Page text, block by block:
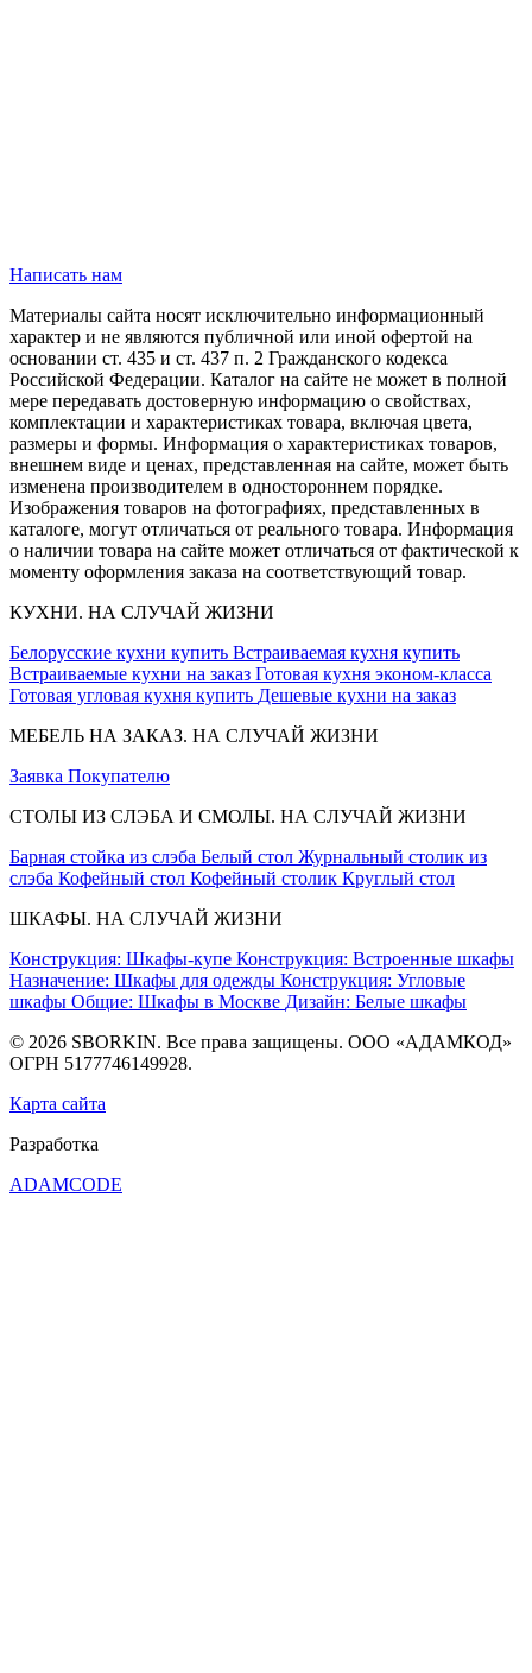
Написать нам
Материалы сайта носят исключительно информационный
характер и не являются публичной или иной офертой на
основании ст. 435 и ст. 437 п. 2 Гражданского кодекса
Российской Федерации. Каталог на сайте не может в полной
мере передавать достоверную информацию о свойствах,
комплектации и характеристиках товара, включая цвета,
размеры и формы. Информация о характеристиках товаров,
внешнем виде и ценах, представленная на сайте, может быть
изменена производителем в одностороннем порядке.
Изображения товаров на фотографиях, представленных в
каталоге, могут отличаться от реального товара. Информация
о наличии товара на сайте может отличаться от фактической к
моменту оформления заказа на соответствующий товар.
КУХНИ. НА СЛУЧАЙ ЖИЗНИ
Белорусские кухни купить Встраиваемая кухня купить
Встраиваемые кухни на заказ Готовая кухня эконом-класса
Готовая угловая кухня купить Дешевые кухни на заказ
МЕБЕЛЬ НА ЗАКАЗ. НА СЛУЧАЙ ЖИЗНИ
Заявка Покупателю
СТОЛЫ ИЗ СЛЭБА И СМОЛЫ. НА СЛУЧАЙ ЖИЗНИ
Барная стойка из слэба Белый стол Журнальный столик из
слэба Кофейный стол Кофейный столик Круглый стол
ШКАФЫ. НА СЛУЧАЙ ЖИЗНИ
Конструкция: Шкафы-купе Конструкция: Встроенные шкафы
Назначение: Шкафы для одежды Конструкция: Угловые
шкафы Общие: Шкафы в Москве Дизайн: Белые шкафы
© 2026 SBORKIN. Все права защищены. ООО «АДАМКОД»
ОГРН 5177746149928.
Карта сайта
Разработка
ADAMCODE